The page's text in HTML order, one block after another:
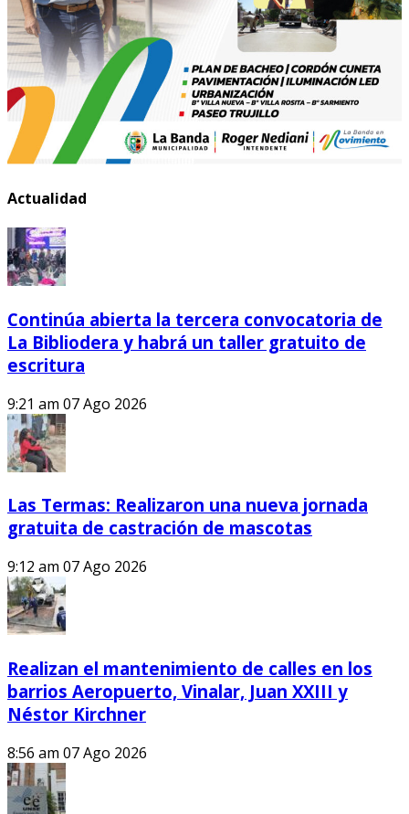
Actualidad
Continúa abierta la tercera convocatoria de
La Bibliodera y habrá un taller gratuito de
escritura
9:21 am 07 Ago 2026
Las Termas: Realizaron una nueva jornada
gratuita de castración de mascotas
9:12 am 07 Ago 2026
Realizan el mantenimiento de calles en los
barrios Aeropuerto, Vinalar, Juan XXIII y
Néstor Kirchner
8:56 am 07 Ago 2026